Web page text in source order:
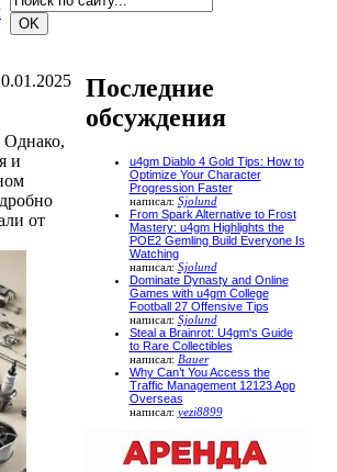
Однако,
и
от
Последние
обсуждения
u4gm Diablo 4 Gold Tips: How to
Optimize Your Character
Progression Faster
написал: Sjolund
From Spark Alternative to Frost
Mastery: u4gm Highlights the
POE2 Gemling Build Everyone Is
Watching
написал: Sjolund
Dominate Dynasty and Online
Games with u4gm College
Football 27 Offensive Tips
написал: Sjolund
Steal a Brainrot: U4gm's Guide
to Rare Collectibles
написал: Bauer
Why Can’t You Access the
Traffic Management 12123 App
Overseas
написал: yezi8899